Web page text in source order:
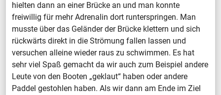
hielten dann an einer Brücke an und man konnte
freiwillig für mehr Adrenalin dort runterspringen. Man
musste über das Geländer der Brücke klettern und sich
rückwärts direkt in die Strömung fallen lassen und
versuchen alleine wieder raus zu schwimmen. Es hat
sehr viel Spaß gemacht da wir auch zum Beispiel andere
Leute von den Booten „geklaut“ haben oder andere
Paddel gestohlen haben. Als wir dann am Ende im Ziel